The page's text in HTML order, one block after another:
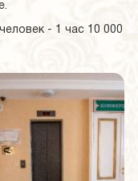
- 1 час 10 000